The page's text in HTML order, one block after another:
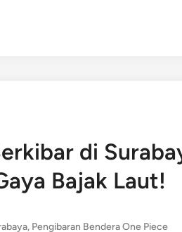
di
Bajak Laut!
, Pengibaran Bendera One Piece